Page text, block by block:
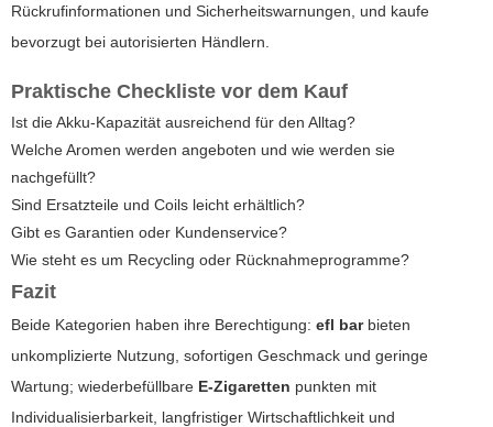
Rückrufinformationen und Sicherheitswarnungen, und kaufe
bevorzugt bei autorisierten Händlern.
Praktische Checkliste vor dem Kauf
Ist die Akku-Kapazität ausreichend für den Alltag?
Welche Aromen werden angeboten und wie werden sie
nachgefüllt?
Sind Ersatzteile und Coils leicht erhältlich?
Gibt es Garantien oder Kundenservice?
Wie steht es um Recycling oder Rücknahmeprogramme?
Fazit
Beide Kategorien haben ihre Berechtigung: efl barbieten
unkomplizierte Nutzung, sofortigen Geschmack und geringe
Wartung; wiederbefüllbare E-Zigaretten punkten mit
Individualisierbarkeit, langfristiger Wirtschaftlichkeit und